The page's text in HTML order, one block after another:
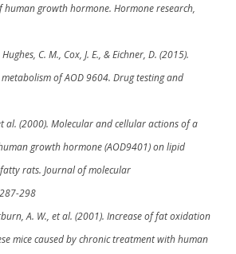
human growth hormone. Hormone research,
Hughes, C. M., Cox, J. E., & Eichner, D. (2015).
of AOD 9604. Drug testing and
al. (2000). Molecular and cellular actions of a
growth hormone (AOD9401) on lipid
rats. Journal of molecular
298
A. W., et al. (2001). Increase of fat oxidation
mice caused by chronic treatment with human